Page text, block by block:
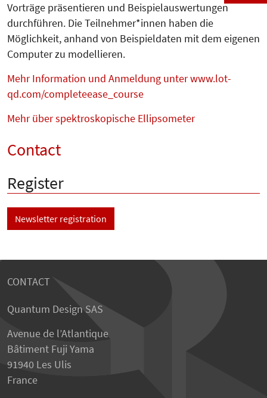
Vorträge präsentieren und Beispiel­auswertungen
durchführen. Die Teil­nehmer*innen haben die
Möglichkeit, anhand von Beispieldaten mit dem eigenen
Computer zu modellieren.
Mehr Information und Anmeldung unter www.lot-
qd.com/completeease_course
Mehr über spektroskopische Ellipsometer
Contact
Register
Newsletter registration
CONTACT
Quantum Design SAS
Avenue de l’Atlantique
Bâtiment Fuji Yama
91940 Les Ulis
France